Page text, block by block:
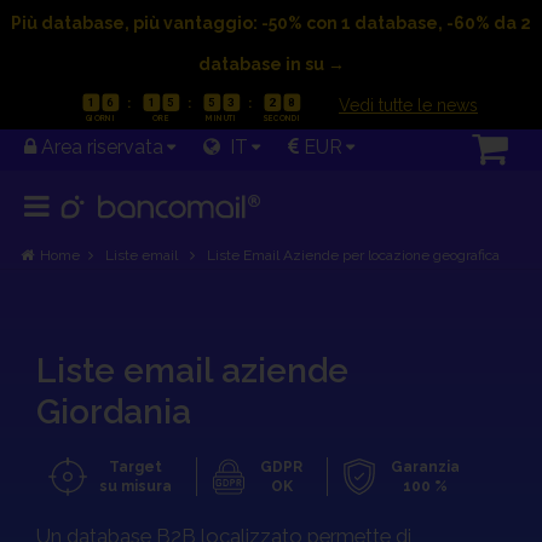
Più database, più vantaggio: -50% con 1 database, -60% da 2
database in su →
1 6 1 5 5 3 2 8 Vedi tutte le news
Area riservata IT EUR
Sblocca il -60%!
Home Liste email Liste Email Aziende per locazione geografica
Liste email aziende
Giordania
Target
su misura
GDPR
OK
Garanzia
100 %
Un database B2B localizzato permette di
Georgia
categorie
Germania
Mostra
categorie